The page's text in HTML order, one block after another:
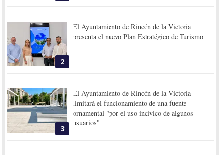
2
El Ayuntamiento de Rincón de la Victoria
presenta el nuevo Plan Estratégico de Turismo
3
El Ayuntamiento de Rincón de la Victoria
limitará el funcionamiento de una fuente
ornamental "por el uso incívico de algunos
usuarios"